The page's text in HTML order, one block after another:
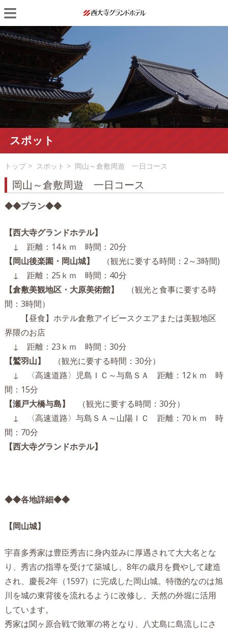
Skip
to
content
Primary
Menu
スポット
トップ> スポット > 岡山～倉敷周遊 一日コース
岡山～倉敷周遊 一日コース
◆◆プラン◆◆
【西大寺グランドホテル】
↓ 距離：14ｋｍ 時間：20分
【岡山後楽園・岡山城】
（観光に要する時間：2～3時間)
↓ 距離：25ｋｍ 時間：40分
【倉敷美観地区・大原美術館】
（観光と食事に要する時
間：3時間）
【昼食】ホテル倉敷アイビースクエアまたは美観地区
界隈のお店
↓ 距離：23ｋｍ 時間：30分
【鷲羽山】
（観光に要する時間：30分）
↓ 〈高速道路〉児島ＩＣ～与島ＳＡ 距離：12ｋｍ 時
間：15分
【瀬戸大橋与島】
（観光に要する時間：30分）
↓ 〈高速道路〉与島ＳＡ～山陽ＩＣ 距離：70ｋｍ 時
間：70分
【西大寺グランドホテル】
◆◆各地詳細◆◆
【岡山城】
宇喜多秀家は豊臣秀吉に身内並みに厚遇されて大大名とな
り、秀吉の指導を受けて築城し、8年の歳月を費やして建造
され、慶長2年（1597）に完成した岡山城。特徴的なのは旭
川を城の東背後を流れるように改修し、天然の外堀に活用
しています。
秀家は関ヶ原合戦で敗軍の将となり、八丈島に島流しにさ